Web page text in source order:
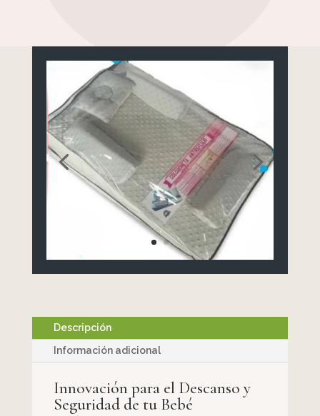
Descripción
Información adicional
Innovación para el Descanso y
Seguridad de tu Bebé